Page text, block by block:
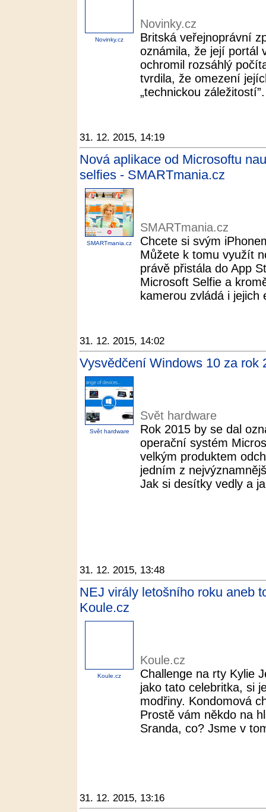
Novinky.cz
Novinky.cz
Britská veřejnoprávní
oznámila, že její portál
ochromil rozsáhlý
tvrdila, že omezení
„technickou
31. 12. 2015, 14:19
Nová aplikace od Microsoftu
selfies - SMARTmania.cz
SMARTmania.cz
SMARTmania.cz
Chcete si svým
Můžete k tomu využít
právě přistála do App
Microsoft Selfie a
kamerou zvládá i
31. 12. 2015, 14:02
Vysvědčení Windows 10 za rok
Svět hardware
Svět hardware
Rok 2015 by se dal
operační systém
velkým produktem
jedním z
Jak si desítky vedly a
31. 12. 2015, 13:48
NEJ virály letošního roku aneb
Koule.cz
Koule.cz
Koule.cz
Challenge na rty Kylie
jako tato celebritka, si
modřiny. Kondomová
Prostě vám někdo na
Sranda, co? Jsme v
31. 12. 2015, 13:16